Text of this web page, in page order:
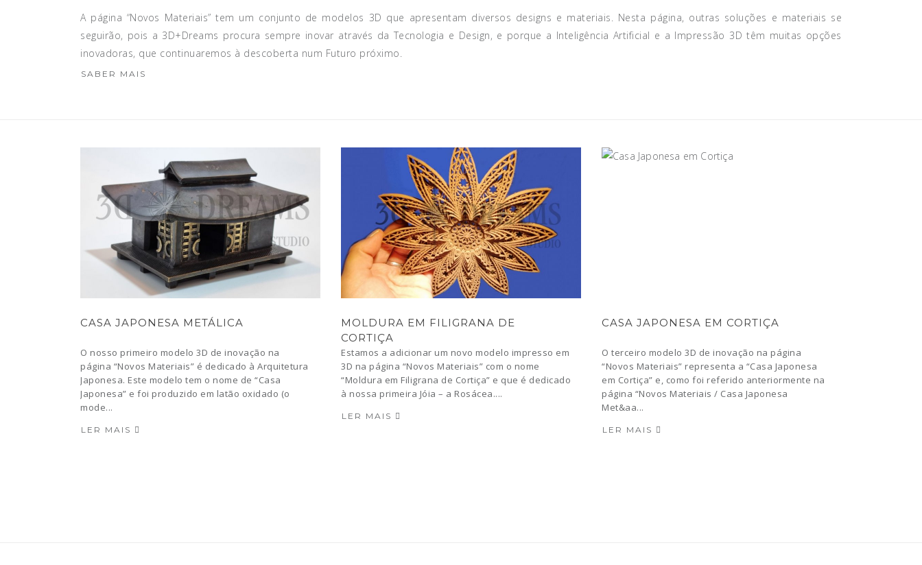
A página “Novos Materiais” tem um conjunto de modelos 3D que apresentam diversos designs e materiais. Nesta página, outras soluções e materiais se
seguirão, pois a 3D+Dreams procura sempre inovar através da Tecnologia e Design, e porque a Inteligência Artificial e a Impressão 3D têm muitas opções
inovadoras, que continuaremos à descoberta num Futuro próximo.
SABER MAIS
CASA JAPONESA METÁLICA
O nosso primeiro modelo 3D de inovação na
página “Novos Materiais” é dedicado à Arquitetura
Japonesa. Este modelo tem o nome de “Casa
Japonesa” e foi produzido em latão oxidado (o
mode...
LER MAIS
MOLDURA EM FILIGRANA DE
CORTIÇA
Estamos a adicionar um novo modelo impresso em
3D na página “Novos Materiais” com o nome
“Moldura em Filigrana de Cortiça” e que é dedicado
à nossa primeira Jóia – a Rosácea....
LER MAIS
CASA JAPONESA EM CORTIÇA
O terceiro modelo 3D de inovação na página
“Novos Materiais” representa a “Casa Japonesa
em Cortiça” e, como foi referido anteriormente na
página “Novos Materiais / Casa Japonesa
Met&aa...
LER MAIS